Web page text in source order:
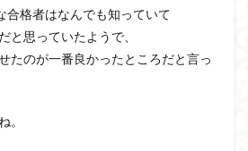
合格者はなんでも知っていて
と思っていたようで、
たのが一番良かったところだと言っ
。